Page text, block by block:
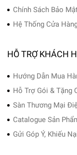
Chính Sách Bảo
Hệ Thống Cửa
HỖ TRỢ KHÁCH
Hướng Dẫn Mua
Hỗ Trợ Gói & Tặng
Sàn Thương Mại
Catalogue Sản
Gửi Góp Ý, Khiếu